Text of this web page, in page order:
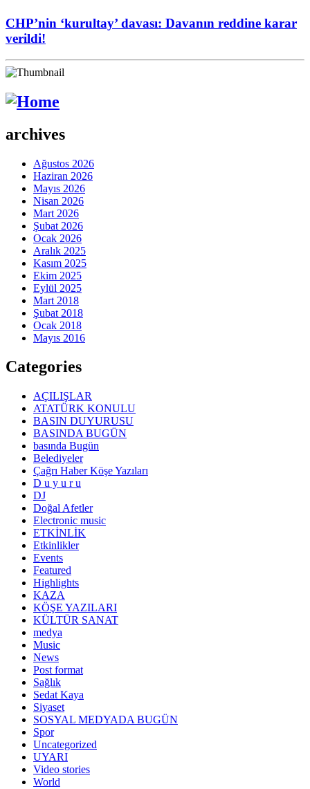
CHP’nin ‘kurultay’ davası: Davanın reddine karar
verildi!
archives
Ağustos 2026
Haziran 2026
Mayıs 2026
Nisan 2026
Mart 2026
Şubat 2026
Ocak 2026
Aralık 2025
Kasım 2025
Ekim 2025
Eylül 2025
Mart 2018
Şubat 2018
Ocak 2018
Mayıs 2016
Categories
AÇILIŞLAR
ATATÜRK KONULU
BASIN DUYURUSU
BASINDA BUGÜN
basında Bugün
Belediyeler
Çağrı Haber Köşe Yazıları
D u y u r u
DJ
Doğal Afetler
Electronic music
ETKİNLİK
Etkinlikler
Events
Featured
Highlights
KAZA
KÖŞE YAZILARI
KÜLTÜR SANAT
medya
Music
News
Post format
Sağlık
Sedat Kaya
Siyaset
SOSYAL MEDYADA BUGÜN
Spor
Uncategorized
UYARI
Video stories
World